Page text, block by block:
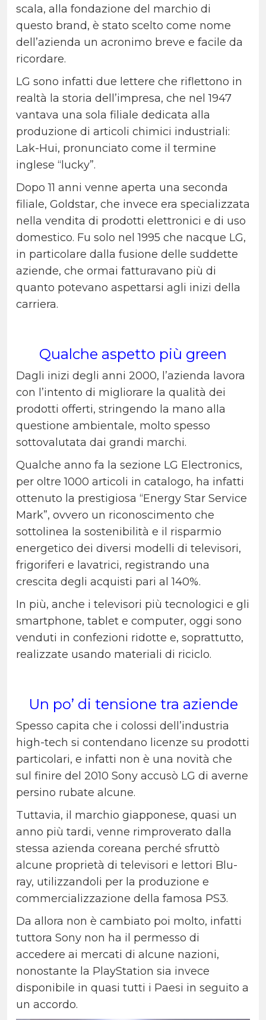
scala, alla fondazione del marchio di
questo brand, è stato scelto come nome
dell’azienda un acronimo breve e facile da
ricordare.
LG sono infatti due lettere che riflettono in
realtà la storia dell’impresa, che nel 1947
vantava una sola filiale dedicata alla
produzione di articoli chimici industriali:
Lak-Hui, pronunciato come il termine
inglese “lucky”.
Dopo 11 anni venne aperta una seconda
filiale, Goldstar, che invece era specializzata
nella vendita di prodotti elettronici e di uso
domestico. Fu solo nel 1995 che nacque LG,
in particolare dalla fusione delle suddette
aziende, che ormai fatturavano più di
quanto potevano aspettarsi agli inizi della
carriera.
Qualche aspetto più green
Dagli inizi degli anni 2000, l’azienda lavora
con l’intento di migliorare la qualità dei
prodotti offerti, stringendo la mano alla
questione ambientale, molto spesso
sottovalutata dai grandi marchi.
Qualche anno fa la sezione LG Electronics,
per oltre 1000 articoli in catalogo, ha infatti
ottenuto la prestigiosa “Energy Star Service
Mark”, ovvero un riconoscimento che
sottolinea la sostenibilità e il risparmio
energetico dei diversi modelli di televisori,
frigoriferi e lavatrici, registrando una
crescita degli acquisti pari al 140%.
In più, anche i televisori più tecnologici e gli
smartphone, tablet e computer, oggi sono
venduti in confezioni ridotte e, soprattutto,
realizzate usando materiali di riciclo.
Un po’ di tensione tra aziende
Spesso capita che i colossi dell’industria
high-tech si contendano licenze su prodotti
particolari, e infatti non è una novità che
sul finire del 2010 Sony accusò LG di averne
persino rubate alcune.
Tuttavia, il marchio giapponese, quasi un
anno più tardi, venne rimproverato dalla
stessa azienda coreana perché sfruttò
alcune proprietà di televisori e lettori Blu-
ray, utilizzandoli per la produzione e
commercializzazione della famosa PS3.
Da allora non è cambiato poi molto, infatti
tuttora Sony non ha il permesso di
accedere ai mercati di alcune nazioni,
nonostante la PlayStation sia invece
disponibile in quasi tutti i Paesi in seguito a
un accordo.